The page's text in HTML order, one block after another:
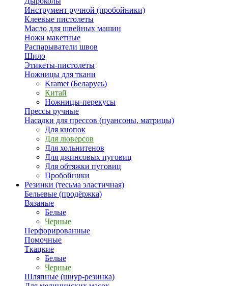
Инструмент ручной (пробойники)
Клеевые пистолеты
Масло для швейных машин
Ножи макетные
Распарыватели швов
Шило
Этикеты-пистолеты
Ножницы для ткани
Kramet (Беларусь)
Китай
Ножницы-перекусы
Прессы ручные
Насадки для прессов (пуансоны, матрицы)
Для кнопок
Для люверсов
Для хольнитенов
Для джинсовых пуговиц
Для обтяжки пуговиц
Пробойники
Резинки (тесьма эластичная)
Бельевые (продёржка)
Вязаные
Белые
Черные
Перфорированные
Помочные
Ткацкие
Белые
Черные
Шляпные (шнур-резинка)